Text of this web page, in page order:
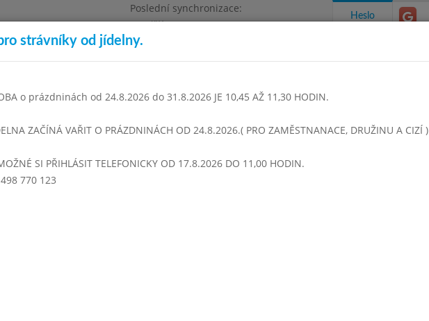
Poslední synchronizace:
Pondělí 3.8.2026 9:06
Omezení objednávek
Bezručova 1468
Heslo
Duben 2008 Květen 2008 Červen 2008
strávníky od jídelny.
o prázdninách od 24.8.2026 do 31.8.2026 JE 10,45 AŽ 11,30 HODIN.
ZAČÍNÁ VAŘIT O PRÁZDNINÁCH OD 24.8.2026.( PRO ZAMĚSTNANACE, DRUŽINU A CIZÍ )
SI PŘIHLÁSIT TELEFONICKY OD 17.8.2026 DO 11,00 HODIN.
770 123